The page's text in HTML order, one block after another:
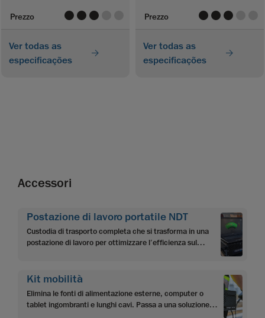
Prezzo valuevaluevalue
Ver todas as
especificações
Prezzo valuevaluevalue
Ver todas as
especificações
Accessori
Postazione di lavoro portatile NDT
Custodia di trasporto completa che si trasforma in una
postazione di lavoro per ottimizzare l’efficienza sul
Kit mobilità
Elimina le fonti di alimentazione esterne, computer o
tablet ingombranti e lunghi cavi. Passa a una soluzione